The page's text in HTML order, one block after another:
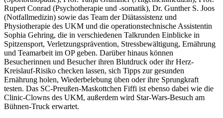
Rupert Conrad (Psychotherapie und -somatik), Dr. Gunther S. Joos
(Notfallmedizin) sowie das Team der Diätassistenz und
Physiotherapie des UKM und die operationstechnische Assistentin
Sophia Gehring, die in verschiedenen Talkrunden Einblicke in
Spitzensport, Verletzungsprävention, Stressbewältigung, Ernährung
und Teamarbeit im OP geben. Darüber hinaus können
Besucherinnen und Besucher ihren Blutdruck oder ihr Herz-
Kreislauf-Risiko checken lassen, sich Tipps zur gesunden
Ernährung holen, Wiederbelebung üben oder ihre Sprungkraft
testen. Das SC-Preußen-Maskottchen Fiffi ist ebenso dabei wie die
Clinic-Clowns des UKM, außerdem wird Star-Wars-Besuch am
Bühnen-Truck erwartet.